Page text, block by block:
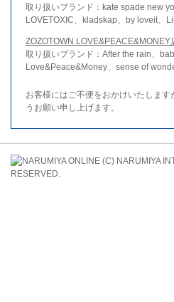
取り扱いブランド：kate spade new
LOVETOXIC、kladskap、by loveit、
ZOZOTOWN LOVE&PEACE&MONEY
取り扱いブランド：After the rain、
Love&Peace&Money、sense of
お客様にはご不便をおかけいたします
うお願い申し上げます。